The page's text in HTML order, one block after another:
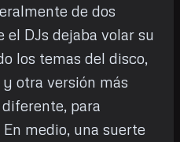
de dos
el DJs dejaba volar su
los temas del disco,
otra versión más
para
medio, una suerte